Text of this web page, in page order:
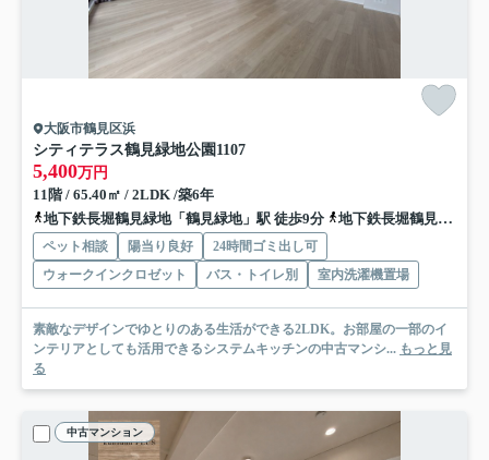
大阪市鶴見区浜
シティテラス鶴見緑地公園 1107
5,400万円
11階 / 65.40㎡ / 2LDK /築6年
地下鉄長堀鶴見緑地「鶴見緑地」駅 徒歩9分
地下鉄長堀鶴見緑地「横堤」駅 徒歩13分
ペット相談 陽当り良好
24時間ゴミ出し可
ウォークインクロゼット
バス・トイレ別 室内洗濯機置場
素敵なデザインでゆとりのある生活ができる2LDK。お部屋の一部のイ
ンテリアとしても活用できるシステムキッチンの中古マンシ... もっと見
る
中古マンション